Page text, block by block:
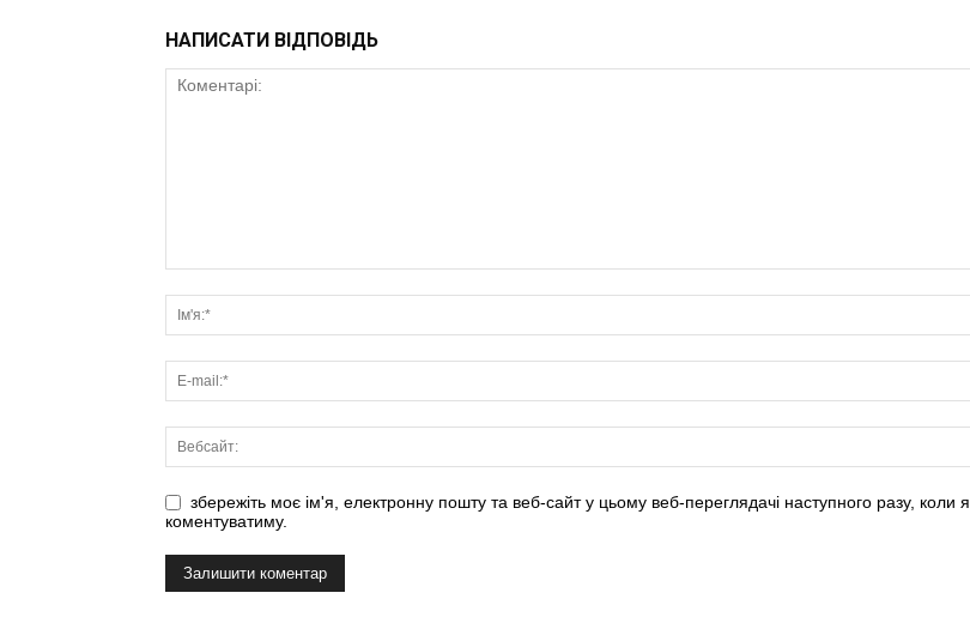
НАПИСАТИ ВІДПОВІДЬ
збережіть моє ім'я, електронну пошту та веб-сайт у цьому веб-переглядачі наступного разу, коли я
коментуватиму.